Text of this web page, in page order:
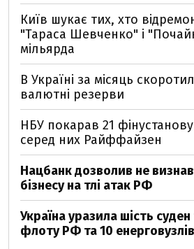
Київ шукає тих, хто
"Тараса Шевченко" і
мільярда
В Україні за місяць
валютні резерви
НБУ покарав 21
серед них Райффайзен
Нацбанк дозволив не
бізнесу на тлі атак РФ
Україна уразила шість суден
флоту РФ та 10 енерговузлів